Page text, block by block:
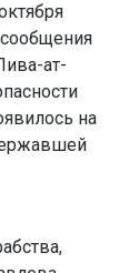
ат-
на